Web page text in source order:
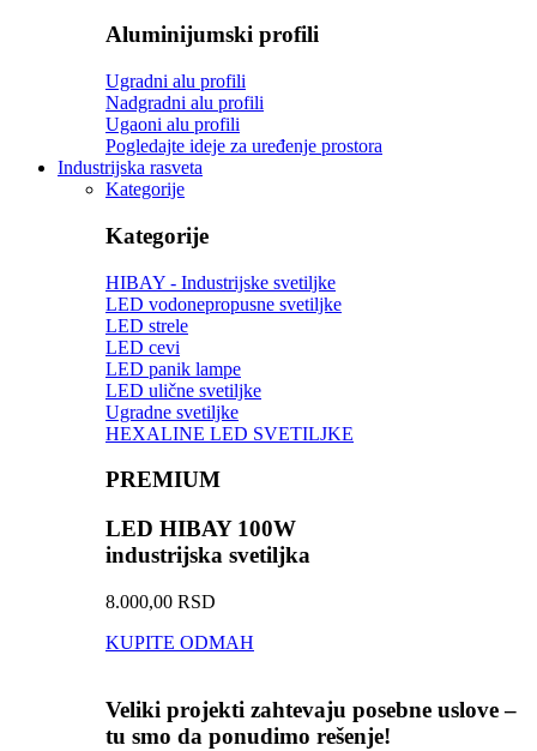
Aluminijumski profili
Ugradni alu profili
Nadgradni alu profili
Ugaoni alu profili
Pogledajte ideje za uređenje prostora
Industrijska rasveta
Kategorije
Kategorije
HIBAY - Industrijske svetiljke
LED vodonepropusne svetiljke
LED strele
LED cevi
LED panik lampe
LED ulične svetiljke
Ugradne svetiljke
HEXALINE LED SVETILJKE
PREMIUM
LED HIBAY 100W
industrijska svetiljka
8.000,00 RSD
KUPITE ODMAH
Veliki projekti zahtevaju posebne uslove –
tu smo da ponudimo rešenje!